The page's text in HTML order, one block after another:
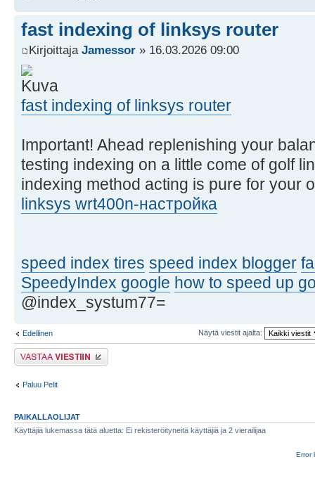
fast indexing of linksys router
Kirjoittaja Jamessor » 16.03.2026 09:00
fast indexing of linksys router
Important! Ahead replenishing your
testing indexing on a little come of golf
indexing method acting is pure for your
linksys wrt400n-настройка
speed index tires speed index blogger
SpeedyIndex google how to speed up
@index_systum77=
Edellinen Näytä viestit ajalta:
Lähetä vastaus
Paluu Pelit
PAIKALLAOLIJAT
Käyttäjiä lukemassa tätä aluetta: Ei rekisteröityneitä käyttäjiä ja 2 vierailijaa
Error